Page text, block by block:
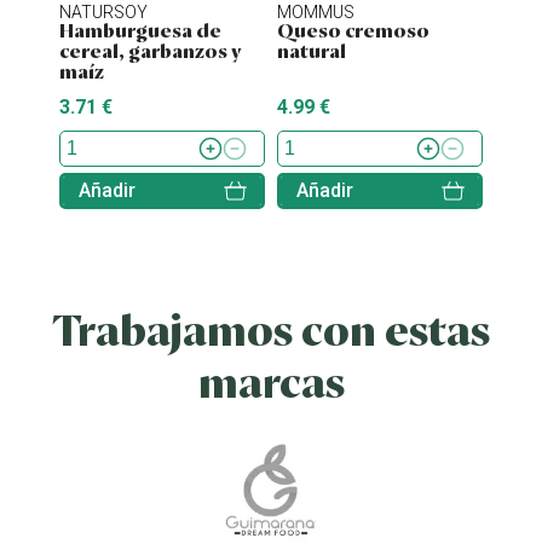
NATURSOY
Hamburguesa de
cereal, garbanzos y
maíz
3.71 €
Añadir
MOMMUS
Queso cremoso
natural
4.99 €
Añadir
Trabajamos con estas
marcas